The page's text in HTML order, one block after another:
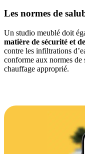
Les normes de
Un studio meublé doit
matière de sécurité et
contre les infiltrations
conforme aux normes de
chauffage approprié.